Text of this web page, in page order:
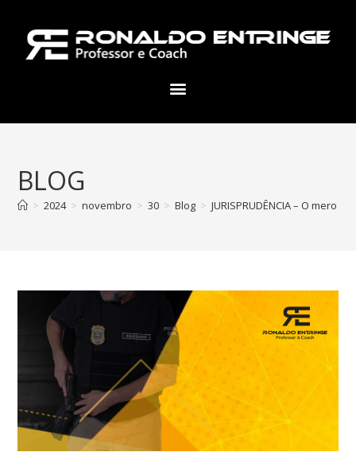
BLOG
> 2024 > novembro > 30 > Blog > JURISPRUDÊNCIA – O